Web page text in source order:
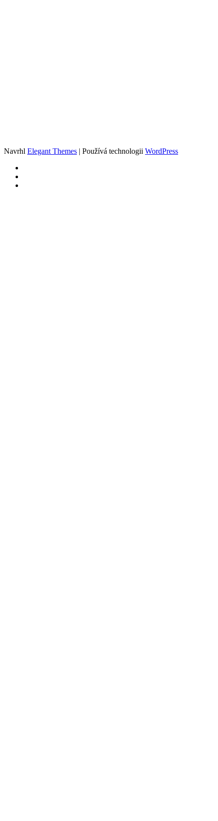
Navrhl Elegant Themes | Používá technologii WordPress